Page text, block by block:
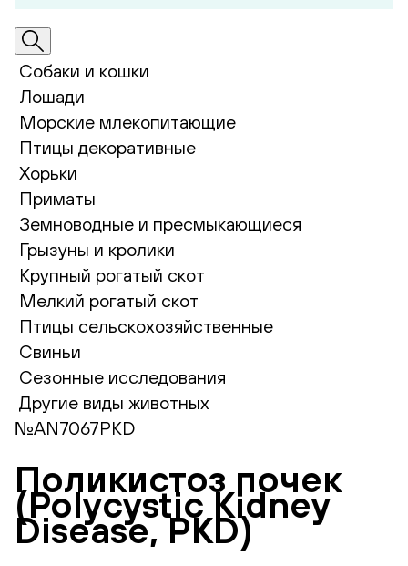
Собаки и кошки
Лошади
Морские млекопитающие
Птицы декоративные
Хорьки
Приматы
Земноводные и пресмыкающиеся
Грызуны и кролики
Крупный рогатый скот
Мелкий рогатый скот
Птицы сельскохозяйственные
Свиньи
Сезонные исследования
Другие виды животных
№AN7067PKD
Поликистоз почек
(Polycystic Kidney
Disease, PKD)